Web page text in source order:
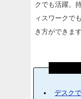
クでも活躍。
ィスワークで
き方ができます
デスク